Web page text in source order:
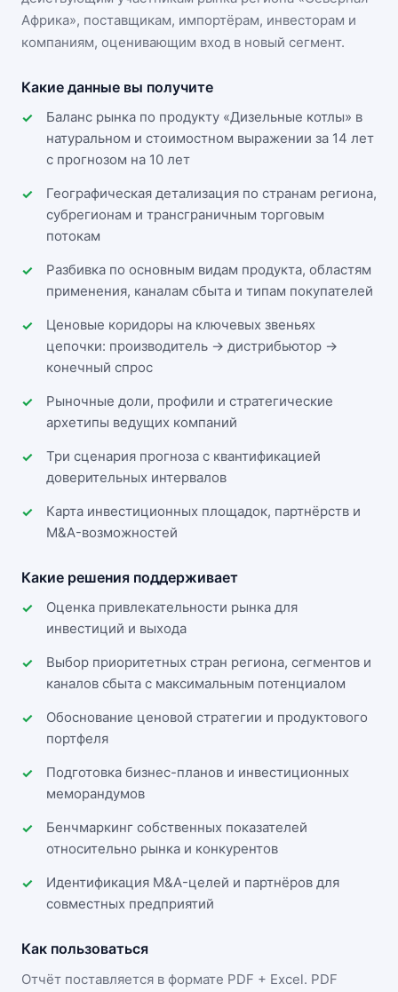
Африка», поставщикам, импортёрам, инвесторам и
компаниям, оценивающим вход в новый сегмент.
Какие данные вы получите
Баланс рынка по продукту «Дизельные котлы» в
натуральном и стоимостном выражении за 14 лет
с прогнозом на 10 лет
Географическая детализация по странам региона,
субрегионам и трансграничным торговым
потокам
Разбивка по основным видам продукта, областям
применения, каналам сбыта и типам покупателей
Ценовые коридоры на ключевых звеньях
цепочки: производитель → дистрибьютор →
конечный спрос
Рыночные доли, профили и стратегические
архетипы ведущих компаний
Три сценария прогноза с квантификацией
доверительных интервалов
Карта инвестиционных площадок, партнёрств и
M&A-возможностей
Какие решения поддерживает
Оценка привлекательности рынка для
инвестиций и выхода
Выбор приоритетных стран региона, сегментов и
каналов сбыта с максимальным потенциалом
Обоснование ценовой стратегии и продуктового
портфеля
Подготовка бизнес-планов и инвестиционных
меморандумов
Бенчмаркинг собственных показателей
относительно рынка и конкурентов
Идентификация M&A-целей и партнёров для
совместных предприятий
Как пользоваться
Отчёт поставляется в формате PDF + Excel. PDF